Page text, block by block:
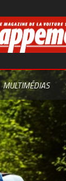
MULTIMÉDIAS